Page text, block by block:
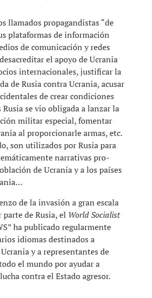
llamados propagandistas “de
plataformas de información
de comunicación y redes
el apoyo de Ucrania
internacionales, justificar la
de Rusia contra Ucrania, acusar
de crear condiciones
Rusia se vio obligada a lanzar la
militar especial, fomentar
al proporcionarle armas, etc.
son utilizados por Rusia para
narrativas pro-
de Ucrania y a los países
de la invasión a gran escala
de Rusia, el World Socialist
ha publicado regularmente
idiomas destinados a
y a representantes de
el mundo por ayudar a
contra el Estado agresor.